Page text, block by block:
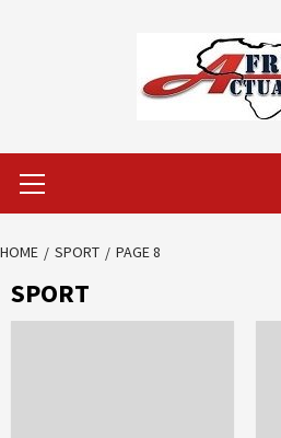
Menu
HOME SPORT PAGE 8
SPORT